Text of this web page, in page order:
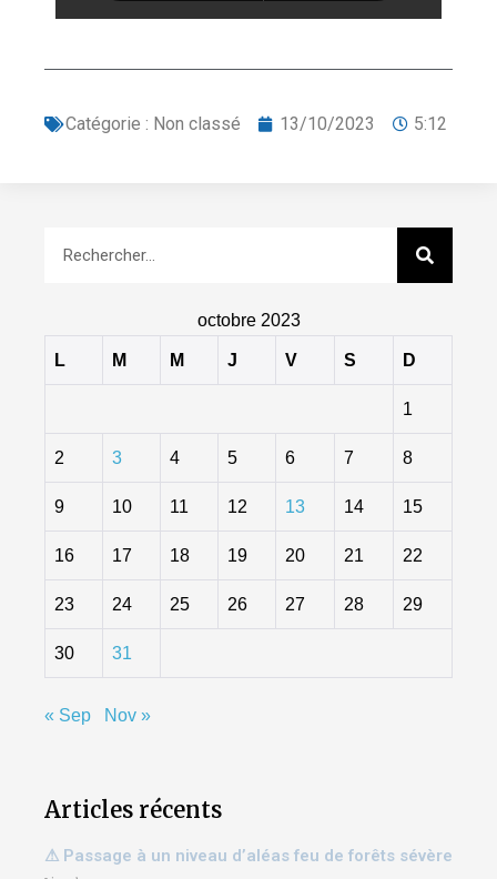
Catégorie : Non classé 13/10/2023 5:12
octobre 2023
L M M J V S D
1
2 3 4 5 6 7 8
9 10 11 12 13 14 15
16 17 18 19 20 21 22
23 24 25 26 27 28 29
30 31
« Sep Nov »
Articles récents
⚠ Passage à un niveau d’aléas feu de forêts sévère